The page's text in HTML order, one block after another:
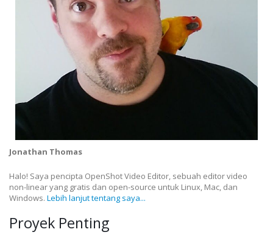
Jonathan Thomas
Halo! Saya pencipta OpenShot Video Editor, sebuah editor video
non-linear yang gratis dan open-source untuk Linux, Mac, dan
Windows. Lebih lanjut tentang saya...
Proyek Penting